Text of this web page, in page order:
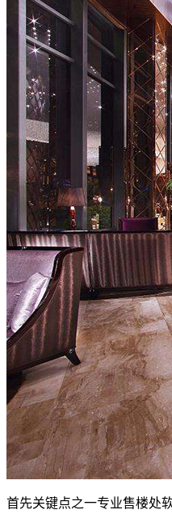
首先关键点之一专业售楼处